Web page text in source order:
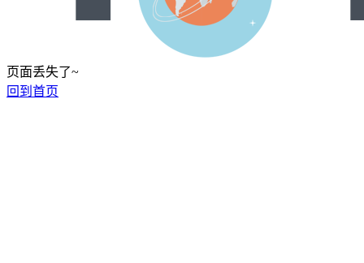
页面丢失了~
回到首页